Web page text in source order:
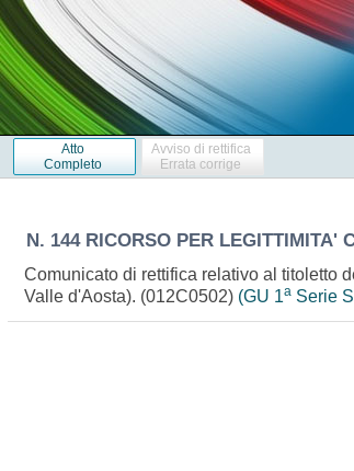
Atto
Completo
Avviso di rettifica
Errata corrige
N. 144 RICORSO PER LEGITTIMITA'
Comunicato di rettifica relativo al titoletto
Valle d'Aosta). (012C0502) (GU 1a Serie